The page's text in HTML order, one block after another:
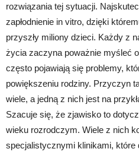
rozwiązania tej sytuacji.
zapłodnienie in vitro, dzięki
przyszły miliony dzieci. Każdy z
życia zaczyna poważnie myśleć
często pojawiają się problemy,
powiększeniu rodziny. Przyczyn
wiele, a jedną z nich jest na
Szacuje się, że zjawisko to
wieku rozrodczym. Wiele z nich
specjalistycznymi klinikami, które